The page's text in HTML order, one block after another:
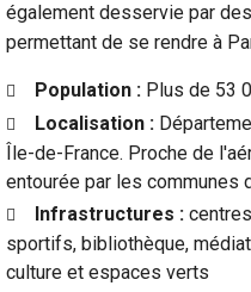
également desservie par
permettant de se rendre à
Population : Plus de 53
Localisation :
Île-de-France. Proche de
entourée par les communes
Infrastructures :
sportifs, bibliothèque,
culture et espaces verts